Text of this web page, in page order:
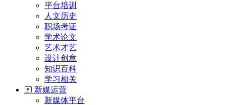
平台培训
人文历史
职场考证
学术论文
艺术才艺
设计创意
知识百科
学习相关
新媒运营
新媒体平台